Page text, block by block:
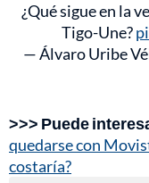
¿Qué sigue en la
Tigo-Une?
— Álvaro Uribe
>>> Puede
quedarse con
costaría?